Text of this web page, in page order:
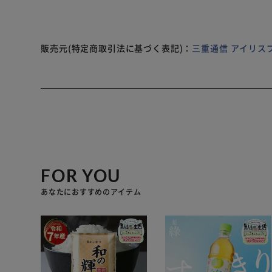
販売元(特定商取引法に基づく表記)： 三重通信 アイリス
FOR YOU
あなたにおすすめのアイテム